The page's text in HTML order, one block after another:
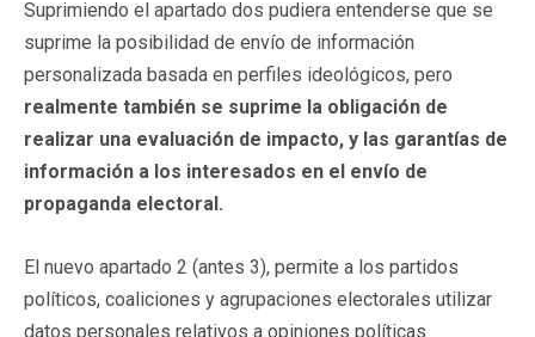
Suprimiendo el apartado dos pudiera entenderse que se
suprime la posibilidad de envío de información
personalizada basada en perfiles ideológicos, pero
realmente también se suprime la obligación de
realizar una evaluación de impacto, y las garantías de
información a los interesados en el envío de
propaganda electoral.
El nuevo apartado 2 (antes 3), permite a los partidos
políticos, coaliciones y agrupaciones electorales utilizar
datos personales relativos a opiniones políticas